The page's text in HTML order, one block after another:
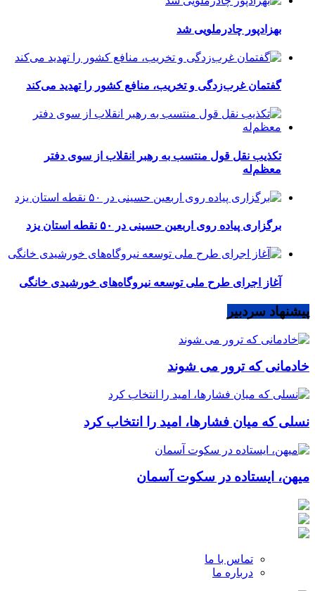
بهزادپور چادرملویی شد
گفتمان غرب‌زدگی و تخریب، منافع کشور را تهدید می‌کند
تکذیب نقل قول منتسب به رهبر انقلاب از سوی دفتر
معظم‌له
برگزاری پیاده روی اربعین حسینی در ۵۰ نقطه استان یزد
آغاز اجرای طرح ملی توسعه نیروگاه‌های خورشیدی خانگی
پیشنهاد سردبیر
خادمانی که ترور می شوند
نسلی که میان فشارها، امید را انتخاب کرد
میهن، ایستاده در سکوت آسمان
تماس با ما
درباره ما